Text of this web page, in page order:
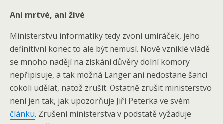
Ani mrtvé, ani živé
Ministerstvu informatiky tedy zvoní umíráček, jeho
definitivní konec to ale být nemusí. Nově vzniklé vládě
se mnoho nadějí na získání důvěry dolní komory
nepřipisuje, a tak možná Langer ani nedostane šanci
cokoli udělat, natož zrušit. Ostatně zrušit ministerstvo
není jen tak, jak upozorňuje Jiří Peterka ve svém
článku. Zrušení ministerstva v podstatě vyžaduje